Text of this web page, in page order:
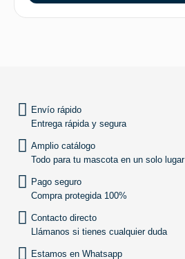
Envío rápido
Entrega rápida y segura
Amplio catálogo
Todo para tu mascota en un solo lugar
Pago seguro
Compra protegida 100%
Contacto directo
Llámanos si tienes cualquier duda
Estamos en Whatsapp